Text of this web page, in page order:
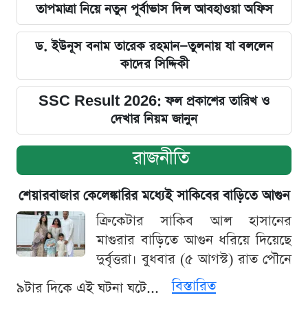
তাপমাত্রা নিয়ে নতুন পূর্বাভাস দিল আবহাওয়া অফিস
ড. ইউনূস বনাম তারেক রহমান—তুলনায় যা বললেন
কাদের সিদ্দিকী
SSC Result 2026: ফল প্রকাশের তারিখ ও
দেখার নিয়ম জানুন
রাজনীতি
শেয়ারবাজার কেলেঙ্কারির মধ্যেই সাকিবের বাড়িতে আগুন
ক্রিকেটার সাকিব আল হাসানের
মাগুরার বাড়িতে আগুন ধরিয়ে দিয়েছে
দুর্বৃত্তরা। বুধবার (৫ আগস্ট) রাত পৌনে
৯টার দিকে এই ঘটনা ঘটে...
বিস্তারিত